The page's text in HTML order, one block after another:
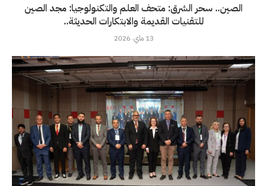
الصين.. سحر الشرق: متحف العلم والتكنولوجيا: مجد الصين
للتقنيات القديمة والابتكارات الحديثة..
13 ماي، 2026